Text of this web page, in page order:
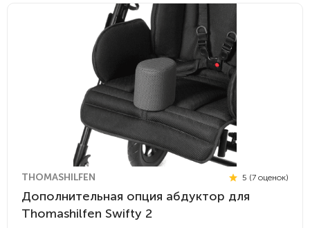
THOMASHILFEN 5 (7 оценок)
Дополнительная опция абдуктор для
Thomashilfen Swifty 2